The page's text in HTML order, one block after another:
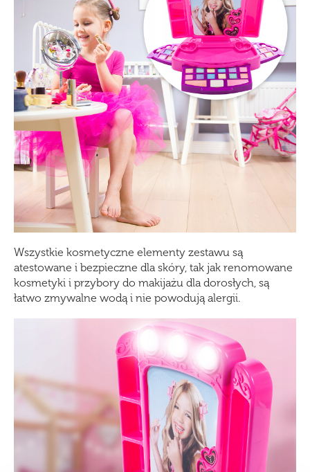
Wszystkie kosmetyczne elementy zestawu są
atestowane i bezpieczne dla skóry, tak jak renomowane
kosmetyki i przybory do makijażu dla dorosłych, są
łatwo zmywalne wodą i nie powodują alergii.